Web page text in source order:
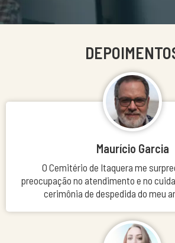
Maurício Garcia
O Cemitério de Itaquera me
preocupação no atendimento e no
cerimônia de despedida do meu